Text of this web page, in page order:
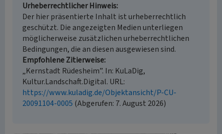
Urheberrechtlicher Hinweis
Der hier präsentierte Inhalt ist urheberrechtlich
geschützt. Die angezeigten Medien unterliegen
möglicherweise zusätzlichen urheberrechtlichen
Bedingungen, die an diesen ausgewiesen sind.
Empfohlene Zitierweise
„Kernstadt Rüdesheim”. In: KuLaDig,
Kultur.Landschaft.Digital. URL:
https://www.kuladig.de/Objektansicht/P-CU-
20091104-0005 (Abgerufen: 7. August 2026)